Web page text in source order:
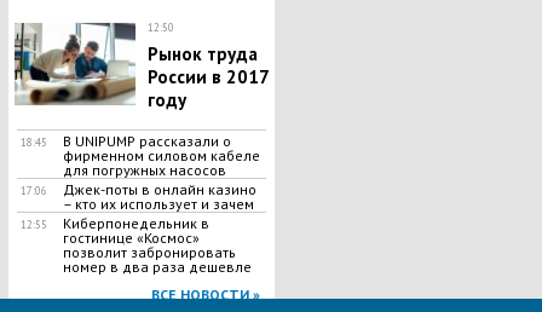
12:50
Рынок труда
России в 2017
году
18:45
В UNIPUMP рассказали о
фирменном силовом кабеле
для погружных насосов
17:06
Джек-поты в онлайн казино
– кто их использует и зачем
12:55
Киберпонедельник в
гостинице «Космос»
позволит забронировать
номер в два раза дешевле
ВСЕ НОВОСТИ »